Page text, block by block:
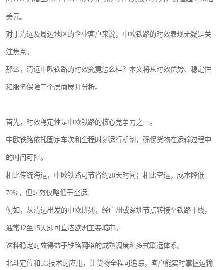
美元。
对于清远及周边地区的企业客户来说，中欧铁路的时效表现无疑是关
注焦点。
那么，清远中欧铁路的时效究竟怎么样？本文将从时效优势、稳定性
和服务保障三个层面展开分析。
首先，时效稳定性是中欧铁路的核心竞争力之一。
中欧铁路依托固定车次和全程时刻运行机制，确保货物在运输过程中
的时间可控。
相比传统海运，中欧铁路可节省约20天时间；相比空运，成本降低
70%，但时效仅略低于空运。
例如，从清远出发的中欧班列，经广州或深圳节点转接至铁路干线，
通常12至15天即可直达欧洲主要城市。
这种稳定时效得益于铁路网络的成熟调度和多式联运体系。
北斗定位和5G技术的应用，让货物全程可追踪，客户能实时掌握运输